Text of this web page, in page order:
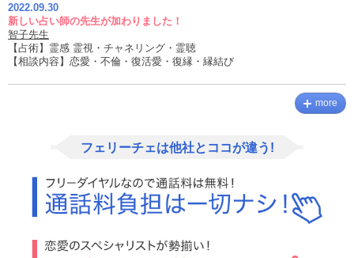
2022.09.30
新しい占い師の先生が加わりました！
智子先生
【占術】霊感 霊視・チャネリング・霊聴
【相談内容】恋愛・不倫・復活愛・復縁・縁結び
more
フェリーチェは他社とココが違う!